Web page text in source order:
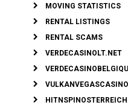
MOVING STATISTICS
RENTAL LISTINGS
RENTAL SCAMS
VERDECASINOLT.NET